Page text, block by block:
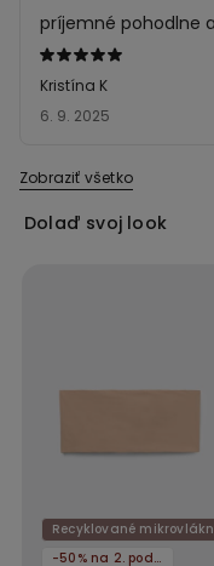
Hodnotenie:
5
z 5
6. 9. 2025
Kristína K
príjemné pohodlne
Zobraziť všetko
Dolaď svoj look
Recyklované
-50% na 2. podprsenku